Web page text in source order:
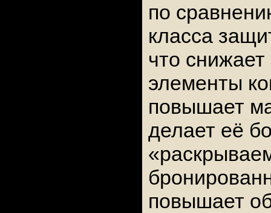
по
класса
что
элементы
повышает
делает её
повышает